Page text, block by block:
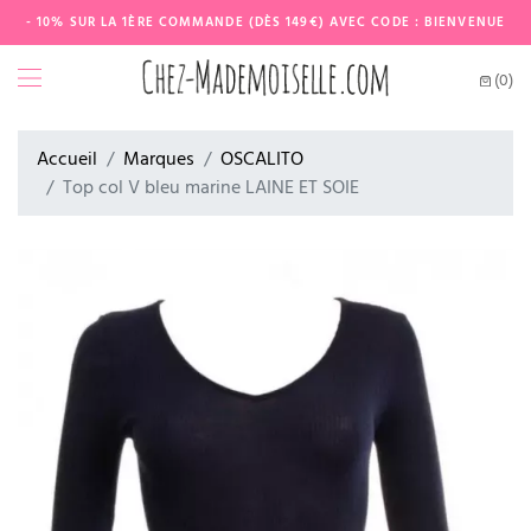
- 10% SUR LA 1ÈRE COMMANDE (DÈS 149€) AVEC CODE : BIENVENUE
(0)
Accueil Marques
OSCALITO
Top col V bleu marine LAINE ET SOIE